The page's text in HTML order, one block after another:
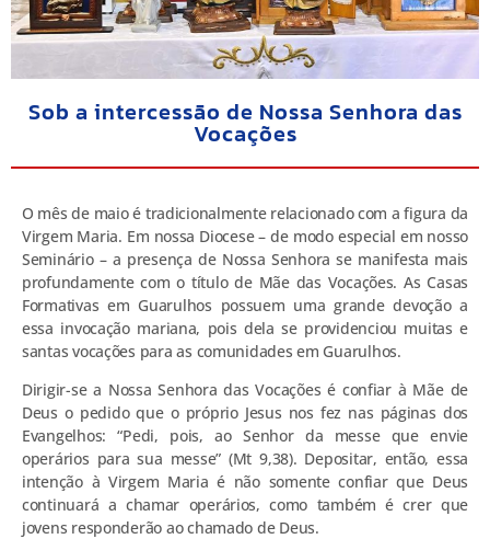
Sob a intercessão de Nossa Senhora das
Vocações
O mês de maio é tradicionalmente relacionado com a figura da
Virgem Maria. Em nossa Diocese – de modo especial em nosso
Seminário – a presença de Nossa Senhora se manifesta mais
profundamente com o título de Mãe das Vocações. As Casas
Formativas em Guarulhos possuem uma grande devoção a
essa invocação mariana, pois dela se providenciou muitas e
santas vocações para as comunidades em Guarulhos.
Dirigir-se a Nossa Senhora das Vocações é confiar à Mãe de
Deus o pedido que o próprio Jesus nos fez nas páginas dos
Evangelhos: “Pedi, pois, ao Senhor da messe que envie
operários para sua messe” (Mt 9,38). Depositar, então, essa
intenção à Virgem Maria é não somente confiar que Deus
continuará a chamar operários, como também é crer que
jovens responderão ao chamado de Deus.